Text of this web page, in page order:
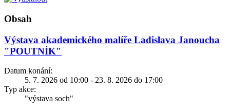
Obsah
Výstava akademického malíře Ladislava Janoucha
"POUTNÍK"
Datum konání:
5. 7. 2026 od 10:00 - 23. 8. 2026 do 17:00
Typ akce:
"výstava soch"